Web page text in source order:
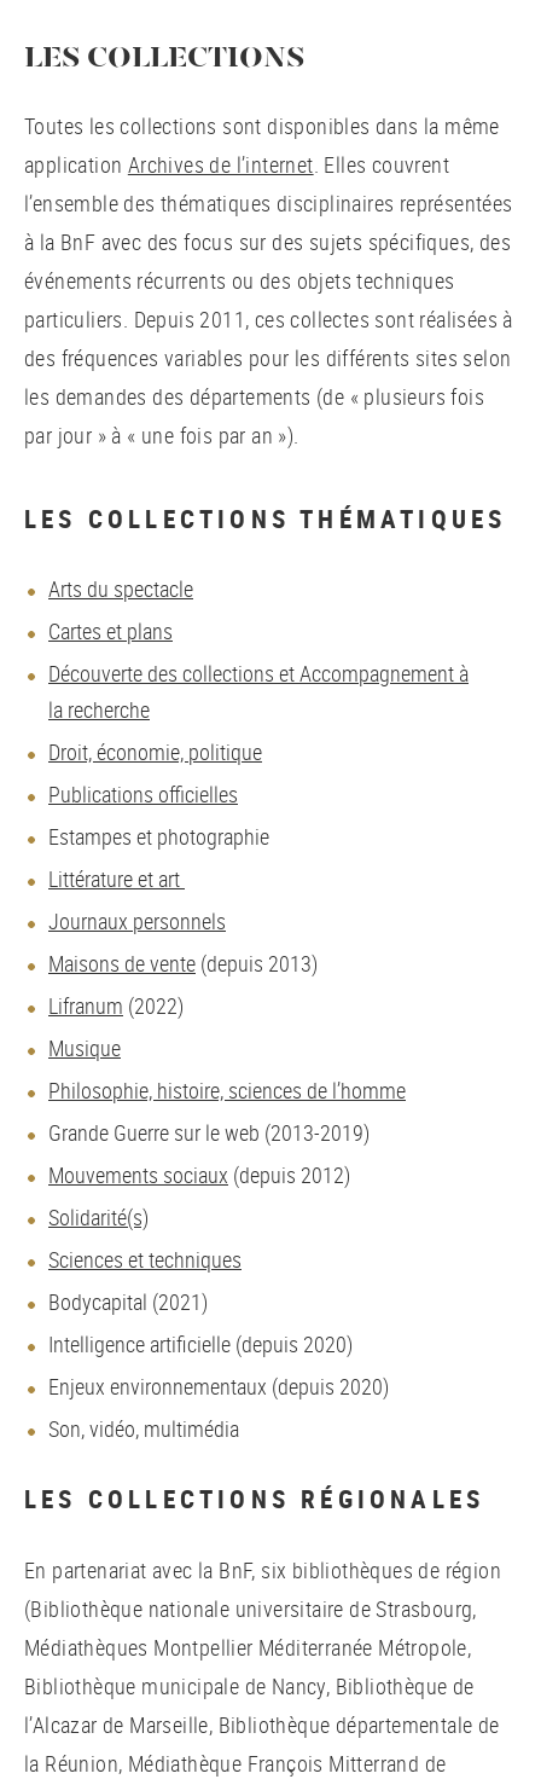
LES COLLECTIONS
Toutes les collections sont disponibles dans la même
application Archives de l’internet. Elles couvrent
l’ensemble des thématiques disciplinaires représentées
à la BnF avec des focus sur des sujets spécifiques, des
événements récurrents ou des objets techniques
particuliers. Depuis 2011, ces collectes sont réalisées à
des fréquences variables pour les différents sites selon
les demandes des départements (de « plusieurs fois
par jour » à « une fois par an »).
LES COLLECTIONS THÉMATIQUES
Arts du spectacle
Cartes et plans
Découverte des collections et Accompagnement à
la recherche
Droit, économie, politique
Publications officielles
Estampes et photographie
Littérature et art
Journaux personnels
Maisons de vente (depuis 2013)
Lifranum (2022)
Musique
Philosophie, histoire, sciences de l’homme
Grande Guerre sur le web (2013-2019)
Mouvements sociaux (depuis 2012)
Solidarité(s)
Sciences et techniques
Bodycapital (2021)
Intelligence artificielle (depuis 2020)
Enjeux environnementaux (depuis 2020)
Son, vidéo, multimédia
LES COLLECTIONS RÉGIONALES
En partenariat avec la BnF, six bibliothèques de région
(Bibliothèque nationale universitaire de Strasbourg,
Médiathèques Montpellier Méditerranée Métropole,
Bibliothèque municipale de Nancy, Bibliothèque de
l’Alcazar de Marseille, Bibliothèque départementale de
la Réunion, Médiathèque François Mitterrand de